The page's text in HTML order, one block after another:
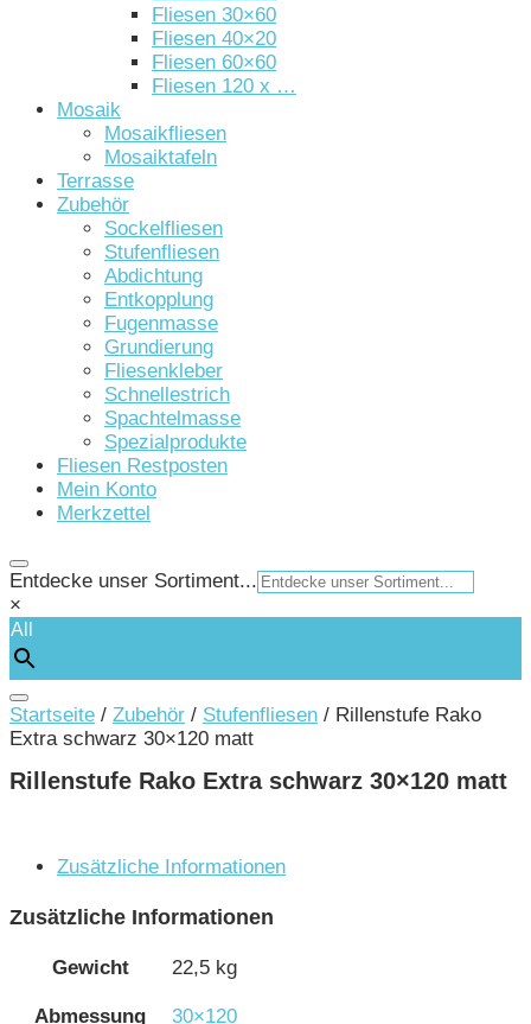
Fliesen 30×60
Fliesen 40×20
Fliesen 60×60
Fliesen 120 x …
Mosaik
Mosaikfliesen
Mosaiktafeln
Terrasse
Zubehör
Sockelfliesen
Stufenfliesen
Abdichtung
Entkopplung
Fugenmasse
Grundierung
Fliesenkleber
Schnellestrich
Spachtelmasse
Spezialprodukte
Fliesen Restposten
Mein Konto
Merkzettel
Entdecke unser Sortiment...
×
All
Startseite / Zubehör / Stufenfliesen / Rillenstufe Rako
Extra schwarz 30×120 matt
Rillenstufe Rako Extra schwarz 30×120 matt
Zusätzliche Informationen
Zusätzliche Informationen
Gewicht 22,5 kg
Abmessung 30×120